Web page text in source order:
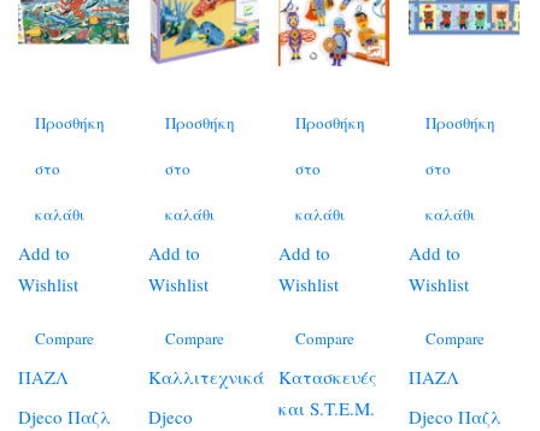
Προσθήκη
στο
καλάθι
Add to
Wishlist
Compare
ΠΑΖΛ
Djeco Παζλ
Προσθήκη
στο
καλάθι
Add to
Wishlist
Compare
Καλλιτεχνικά
Djeco
Προσθήκη
στο
καλάθι
Add to
Wishlist
Compare
Κατασκευές
και S.T.E.M.
Προσθήκη
στο
καλάθι
Add to
Wishlist
Compare
ΠΑΖΛ
Djeco Παζλ